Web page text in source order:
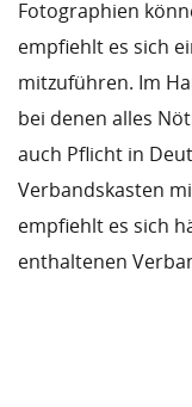
Fotographien
empfiehlt es sich
mitzuführen. Im
bei denen alles
auch Pflicht in
Verbandskasten
empfiehlt es sich
enthaltenen